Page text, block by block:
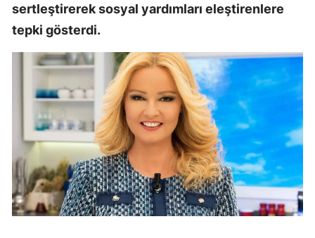
sertleştirerek sosyal yardımları eleştirenlere
tepki gösterdi.